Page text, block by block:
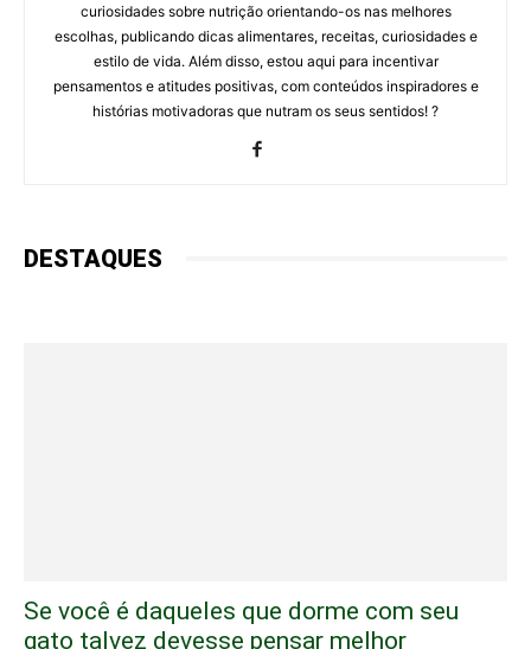
curiosidades sobre nutrição orientando-os nas melhores
escolhas, publicando dicas alimentares, receitas, curiosidades e
estilo de vida. Além disso, estou aqui para incentivar
pensamentos e atitudes positivas, com conteúdos inspiradores e
histórias motivadoras que nutram os seus sentidos! ?
DESTAQUES
Se você é daqueles que dorme com seu
gato talvez devesse pensar melhor